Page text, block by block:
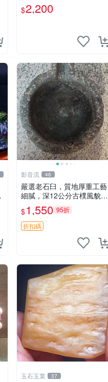
$2,200
影音流 46
嚴選老石臼，質地厚重工藝
細膩，深12公分古樸風貌，
適合作為盆栽或裝飾品，天
然風化獨具韻味。 老物件
盆器 裝飾品
$1,550 95折
折扣碼
玉石玉業 37